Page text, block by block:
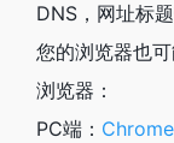
DNS，网址标
您的浏览器也
浏览器：
PC端： Chrome